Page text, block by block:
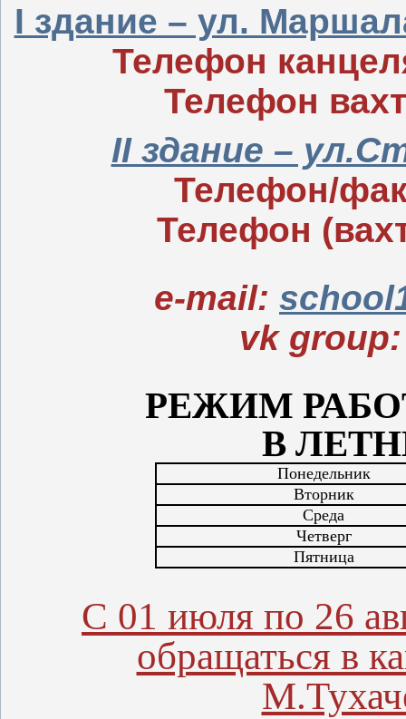
I здание – ул.
Телефон
Телефон
II здание –
Телефон/
Телефон
e-mail:
vk
РЕЖИМ
В
Понедельник
Вторник
Среда
Четверг
Пятница
С 01 июля по 26
обращаться в